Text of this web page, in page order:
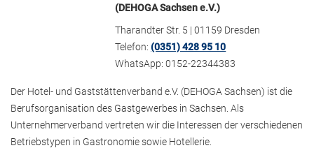
(DEHOGA Sachsen e.V.)
Tharandter Str. 5 | 01159 Dresden
Telefon:(0351) 428 95 10
WhatsApp: 0152-22344383
Der Hotel- und Gaststättenverband e.V. (DEHOGA Sachsen) ist die
Berufsorganisation des Gastgewerbes in Sachsen. Als
Unternehmerverband vertreten wir die Interessen der verschiedenen
Betriebstypen in Gastronomie sowie Hotellerie.